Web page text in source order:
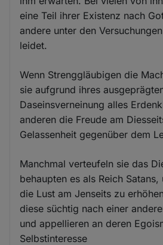
eine Teil ihrer Existenz nach
andere unter den
leidet.
Wenn Strenggläubigen die
sie aufgrund ihres
Daseinsverneinung alles
anderen die Freude am
Gelassenheit gegenüber dem
Manchmal verteufeln sie das
behaupten es als Reich
die Lust am Jenseits zu
diese süchtig nach einer
und appellieren an deren
Selbstinteresse